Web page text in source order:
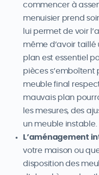
commencer à
menuisier prend
lui permet de voir
même d’avoir taillé
plan est essentiel
pièces
meuble final
mauvais plan
les mesures, des
un meuble instable.
L’aménagement
votre maison ou
disposition des